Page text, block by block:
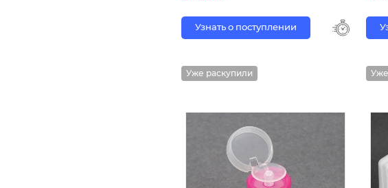
Узнать о поступлении
Уже раскупили